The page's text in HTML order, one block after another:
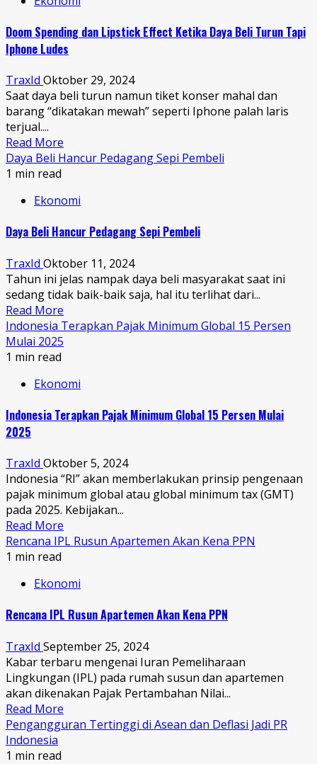
Doom Spending dan Lipstick Effect Ketika Daya Beli Turun Tapi
Iphone Ludes
TraxId Oktober 29, 2024
Saat daya beli turun namun tiket konser mahal dan
barang “dikatakan mewah” seperti Iphone palah laris
terjual....
Read More
Daya Beli Hancur Pedagang Sepi Pembeli
1 min read
Ekonomi
Daya Beli Hancur Pedagang Sepi Pembeli
TraxId Oktober 11, 2024
Tahun ini jelas nampak daya beli masyarakat saat ini
sedang tidak baik-baik saja, hal itu terlihat dari...
Read More
Indonesia Terapkan Pajak Minimum Global 15 Persen
Mulai 2025
1 min read
Ekonomi
Indonesia Terapkan Pajak Minimum Global 15 Persen Mulai
2025
TraxId Oktober 5, 2024
Indonesia “RI” akan memberlakukan prinsip pengenaan
pajak minimum global atau global minimum tax (GMT)
pada 2025. Kebijakan...
Read More
Rencana IPL Rusun Apartemen Akan Kena PPN
1 min read
Ekonomi
Rencana IPL Rusun Apartemen Akan Kena PPN
TraxId September 25, 2024
Kabar terbaru mengenai Iuran Pemeliharaan
Lingkungan (IPL) pada rumah susun dan apartemen
akan dikenakan Pajak Pertambahan Nilai...
Read More
Pengangguran Tertinggi di Asean dan Deflasi Jadi PR
Indonesia
1 min read